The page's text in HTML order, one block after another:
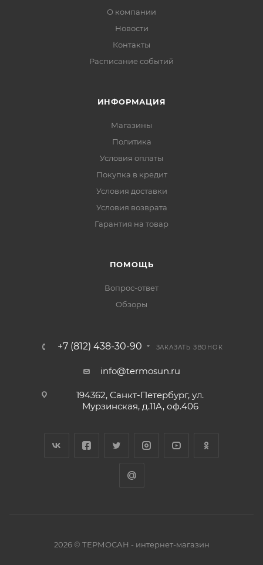
О компании
Новости
Контакты
Расписание событий
ИНФОРМАЦИЯ
Магазины
Политика
Условия оплаты
Покупка в кредит
Условия доставки
Условия возврата
Гарантия на товар
ПОМОЩЬ
Вопрос-ответ
Обзоры
+7 (812) 438-30-90 ЗАКАЗАТЬ ЗВОНОК
info@termosun.ru
194362, Санкт-Петербург, ул.
Мурзинская, д.11А, оф.406
2026 © ТЕРМОСАН - интернет-магазин